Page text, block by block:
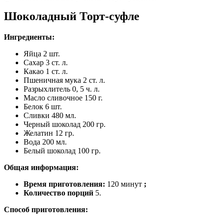
Шоколадный Торт-суфле
Ингредиенты:
Яйца 2 шт.
Сахар 3 ст. л.
Какао 1 ст. л.
Пшеничная мука 2 ст. л.
Разрыхлитель 0, 5 ч. л.
Масло сливочное 150 г.
Белок 6 шт.
Сливки 480 мл.
Черный шоколад 200 гр.
Желатин 12 гр.
Вода 200 мл.
Белый шоколад 100 гр.
Общая информация:
Время приготовления: 120 минут ;
Количество порций 5.
Способ приготовления: